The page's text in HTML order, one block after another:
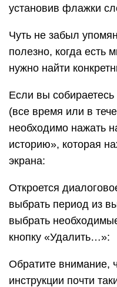
установив флажки
Чуть не забыл
полезно, когда есть
нужно найти
Если вы
(все время или в
необходимо нажать
историю», которая
экрана:
Откроется
выбрать период из
выбрать
кнопку «Удалить…»:
Обратите внимание,
инструкции почти